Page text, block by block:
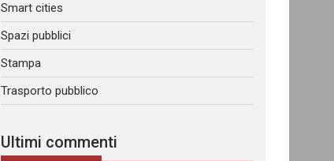
Smart cities
Spazi pubblici
Stampa
Trasporto pubblico
Ultimi commenti